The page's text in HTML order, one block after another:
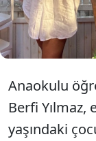
yoğun
arkadaş
Anaokulu
Berfi Yılmaz,
yaşındaki